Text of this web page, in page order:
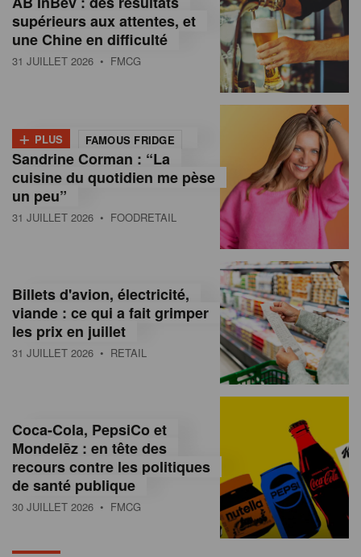
n
o
m
a
s
s
u
e
e
supérieurs aux attentes, et
une Chine en difficulté
31 JUILLET 2026 • FMCG
+ PLUS FAMOUS FRIDGE
Sandrine Corman : “La
cuisine du quotidien me pèse
un peu”
31 JUILLET 2026 • FOODRETAIL
Billets d'avion, électricité,
viande : ce qui a fait grimper
les prix en juillet
31 JUILLET 2026 • RETAIL
Coca-Cola, PepsiCo et
Mondelēz : en tête des
recours contre les politiques
de santé publique
30 JUILLET 2026 • FMCG